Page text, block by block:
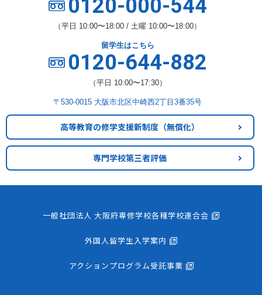
0120-000-544
（平日 10:00〜18:00 / 土曜 10:00〜18:00）
留学生はこちら
0120-644-882
（平日 10:00〜17:30）
〒530-0015 大阪市北区中崎西2丁目3番35号
高等教育の修学支援新制度 （無償化）
専門学校第三者評価
一般社団法人 大阪府専修学校各種学校連合会
外国人留学生入学案内
アクションプログラム受託事業